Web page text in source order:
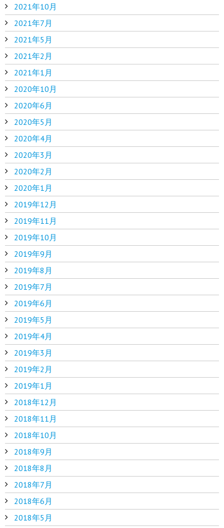
2021年10月
2021年7月
2021年5月
2021年2月
2021年1月
2020年10月
2020年6月
2020年5月
2020年4月
2020年3月
2020年2月
2020年1月
2019年12月
2019年11月
2019年10月
2019年9月
2019年8月
2019年7月
2019年6月
2019年5月
2019年4月
2019年3月
2019年2月
2019年1月
2018年12月
2018年11月
2018年10月
2018年9月
2018年8月
2018年7月
2018年6月
2018年5月